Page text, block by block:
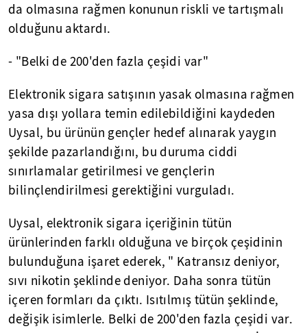
da olmasına rağmen konunun riskli ve tartışmalı
olduğunu aktardı.
- "Belki de 200'den fazla çeşidi var"
Elektronik sigara satışının yasak olmasına rağmen
yasa dışı yollara temin edilebildiğini kaydeden
Uysal, bu ürünün gençler hedef alınarak yaygın
şekilde pazarlandığını, bu duruma ciddi
sınırlamalar getirilmesi ve gençlerin
bilinçlendirilmesi gerektiğini vurguladı.
Uysal, elektronik sigara içeriğinin tütün
ürünlerinden farklı olduğuna ve birçok çeşidinin
bulunduğuna işaret ederek, " Katransız deniyor,
sıvı nikotin şeklinde deniyor. Daha sonra tütün
içeren formları da çıktı. Isıtılmış tütün şeklinde,
değişik isimlerle. Belki de 200'den fazla çeşidi var.